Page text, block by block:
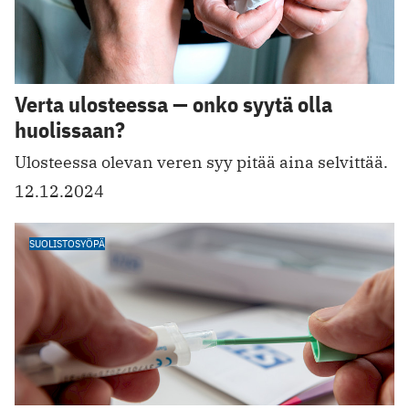
Verta ulosteessa — onko syytä olla
huolissaan?
Ulosteessa olevan veren syy pitää aina selvittää.
12.12.2024
SUOLISTOSYÖPÄ